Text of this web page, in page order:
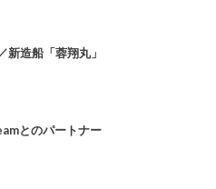
新造船「蓉翔丸」
とのパートナー